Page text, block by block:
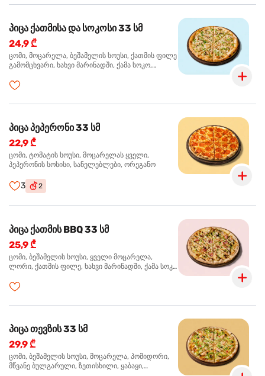
პიცა ქათმისა და სოკოსი 33 სმ
24,9 ₾
ცომი, მოცარელა, ბეშამელის სოუსი, ქათმის ფილე
გამომცხვარი, ხახვი მარინადში, ქამა სოკო,
პიცა პეპერონი 33 სმ
22,9 ₾
ცომი, ტომატის სოუსი, მოცარელას ყველი,
პეპერონის სოსისი, სანელებლები, ორეგანო
3 2
პიცა ქათმის BBQ 33 სმ
25,9 ₾
ცომი, ბეშამელის სოუსი, ყველი მოცარელა,
ლორი, ქათმის ფილე, ხახვი მარინადში, ქამა სოკო
პიცა თევზის 33 სმ
29,9 ₾
ცომი, ბეშამელის სოუსი, მოცარელა, პომიდორი,
მწვანე ბულგარული, ზეთისხილი, ყაბაყი,